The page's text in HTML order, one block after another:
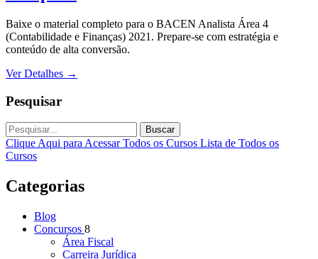
Baixe o material completo para o BACEN Analista Área 4
(Contabilidade e Finanças) 2021. Prepare-se com estratégia e
conteúdo de alta conversão.
Ver Detalhes →
Pesquisar
Buscar
Clique Aqui para Acessar Todos os Cursos Lista de Todos os
Cursos
Categorias
Blog
Concursos 8
Área Fiscal
Carreira Jurídica